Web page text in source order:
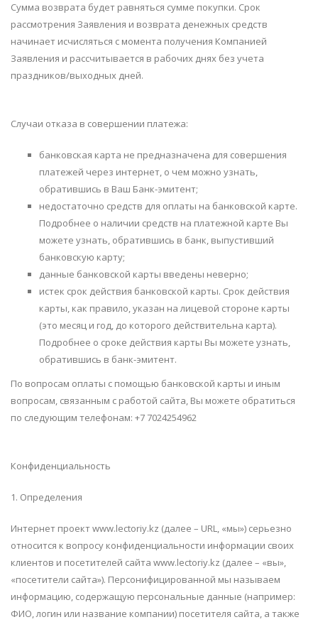
Сумма возврата будет равняться сумме покупки. Срок
рассмотрения Заявления и возврата денежных средств
начинает исчисляться с момента получения Компанией
Заявления и рассчитывается в рабочих днях без учета
праздников/выходных дней.
Случаи отказа в совершении платежа:
банковская карта не предназначена для совершения
платежей через интернет, о чем можно узнать,
обратившись в Ваш Банк-эмитент;
недостаточно средств для оплаты на банковской карте.
Подробнее о наличии средств на платежной карте Вы
можете узнать, обратившись в банк, выпустивший
банковскую карту;
данные банковской карты введены неверно;
истек срок действия банковской карты. Срок действия
карты, как правило, указан на лицевой стороне карты
(это месяц и год, до которого действительна карта).
Подробнее о сроке действия карты Вы можете узнать,
обратившись в банк-эмитент.
По вопросам оплаты с помощью банковской карты и иным
вопросам, связанным с работой сайта, Вы можете обратиться
по следующим телефонам: +7 7024254962
Конфиденциальность
1. Определения
Интернет проект www.lectoriy.kz (далее – URL, «мы») серьезно
относится к вопросу конфиденциальности информации своих
клиентов и посетителей сайта www.lectoriy.kz (далее – «вы»,
«посетители сайта»). Персонифицированной мы называем
информацию, содержащую персональные данные (например:
ФИО, логин или название компании) посетителя сайта, а также